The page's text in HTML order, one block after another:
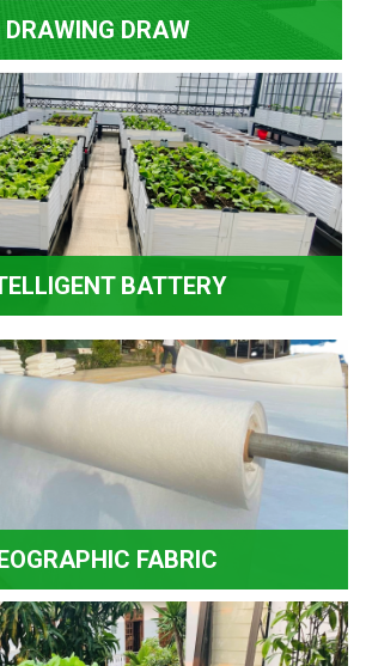
DRAWING DRAW
BATTERY
FABRIC